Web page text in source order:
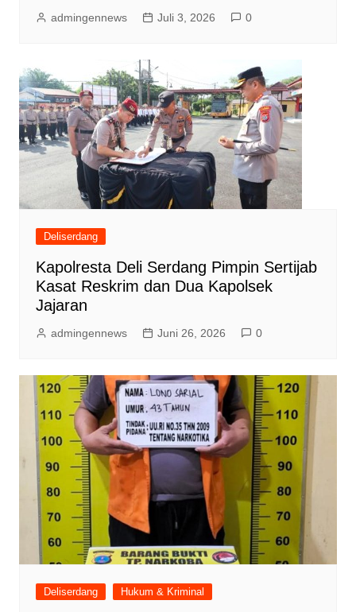
admingennews Juli 3, 2026 0
Deliserdang
Kapolresta Deli Serdang Pimpin Sertijab
Kasat Reskrim dan Dua Kapolsek
Jajaran
admingennews Juni 26, 2026 0
Deliserdang Hukum & Kriminal